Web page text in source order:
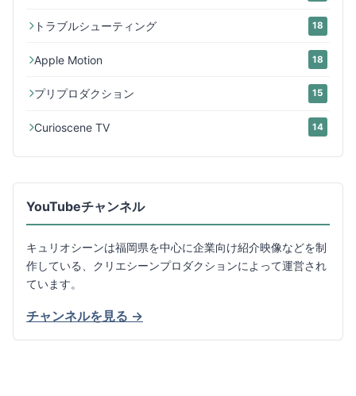
トラブルシューティング 18
Apple Motion 18
プリプロダクション 15
Curioscene TV 14
YouTubeチャンネル
キュリオシーンは福岡県を中心に企業向け紹介映像などを制
作している、クリエシーンプロダクションによって運営され
ています。
チャンネルを見る →